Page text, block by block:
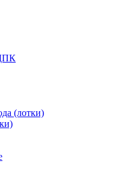
(лотки)